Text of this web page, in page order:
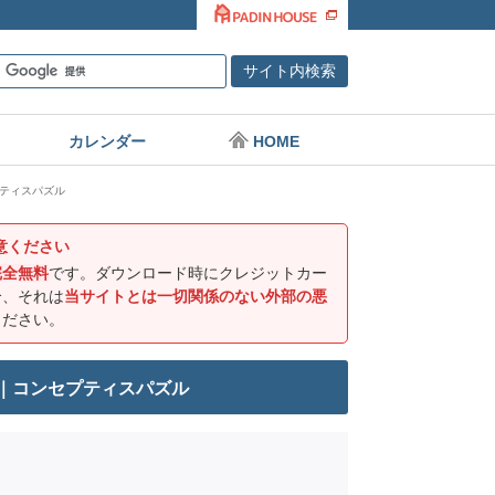
カレンダー HOME
ィスパズル
ください
無料です。ダウンロード時にクレジットカー
それは当サイトとは一切関係のない外部の悪
さい。
コンセプティスパズル